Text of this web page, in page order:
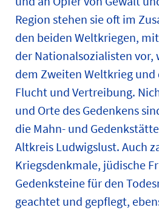
Region stehen sie oft im
den beiden Weltkriegen,
der Nationalsozialisten vor,
dem Zweiten Weltkrieg und
Flucht und Vertreibung.
und Orte des Gedenkens
die Mahn- und
Altkreis Ludwigslust. Auch
Kriegsdenkmale, jüdische
Gedenksteine für den
geachtet und gepflegt,